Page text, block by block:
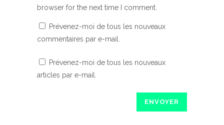
browser for the next time I comment.
Prévenez-moi de tous les nouveaux
commentaires par e-mail.
Prévenez-moi de tous les nouveaux
articles par e-mail.